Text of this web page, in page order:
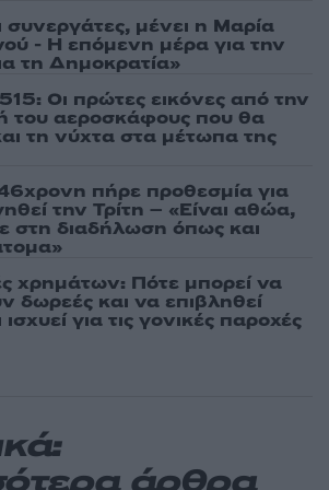
μένει η Μαρία
- Η επόμενη μέρα για την
τη Δημοκρατία»
Οι πρώτες εικόνες από την
του αεροσκάφους που θα
τη νύχτα στα μέτωπα της
πήρε προθεσμία για
την Τρίτη – «Είναι αθώα,
στη διαδήλωση όπως και
χρημάτων: Πότε μπορεί να
δωρεές και να επιβληθεί
για τις γονικές παροχές